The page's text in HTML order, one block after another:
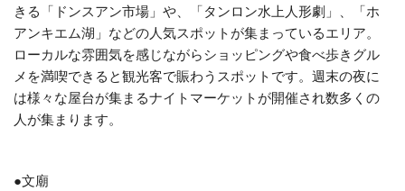
きる「ドンスアン市場」や、「タンロン水上人形劇」、「ホ
アンキエム湖」などの人気スポットが集まっているエリア。
ローカルな雰囲気を感じながらショッピングや食べ歩きグル
メを満喫できると観光客で賑わうスポットです。週末の夜に
は様々な屋台が集まるナイトマーケットが開催され数多くの
人が集まります。
●文廟